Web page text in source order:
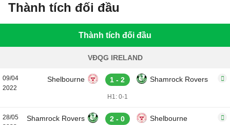
Thành tích đối đầu
Thành tích đối đầu
VĐQG IRELAND
09/04
2022
Shelbourne 1 - 2 Shamrock Rovers
H1: 0-1
28/05
Shamrock Rovers 2 - 0 Shelbourne